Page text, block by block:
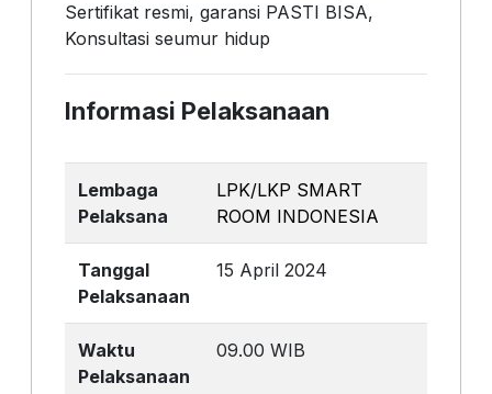
Sertifikat resmi, garansi PASTI BISA,
Konsultasi seumur hidup
Informasi Pelaksanaan
Lembaga
Pelaksana
LPK/LKP SMART
ROOM INDONESIA
Tanggal
Pelaksanaan
15 April 2024
Waktu
Pelaksanaan
09.00 WIB